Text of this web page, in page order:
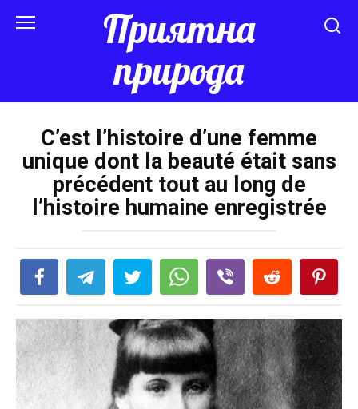
Приятна
природа
C’est l’histoire d’une femme
unique dont la beauté était sans
précédent tout au long de
l’histoire humaine enregistrée